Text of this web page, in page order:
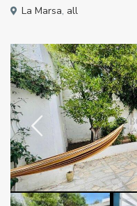
La Marsa, all